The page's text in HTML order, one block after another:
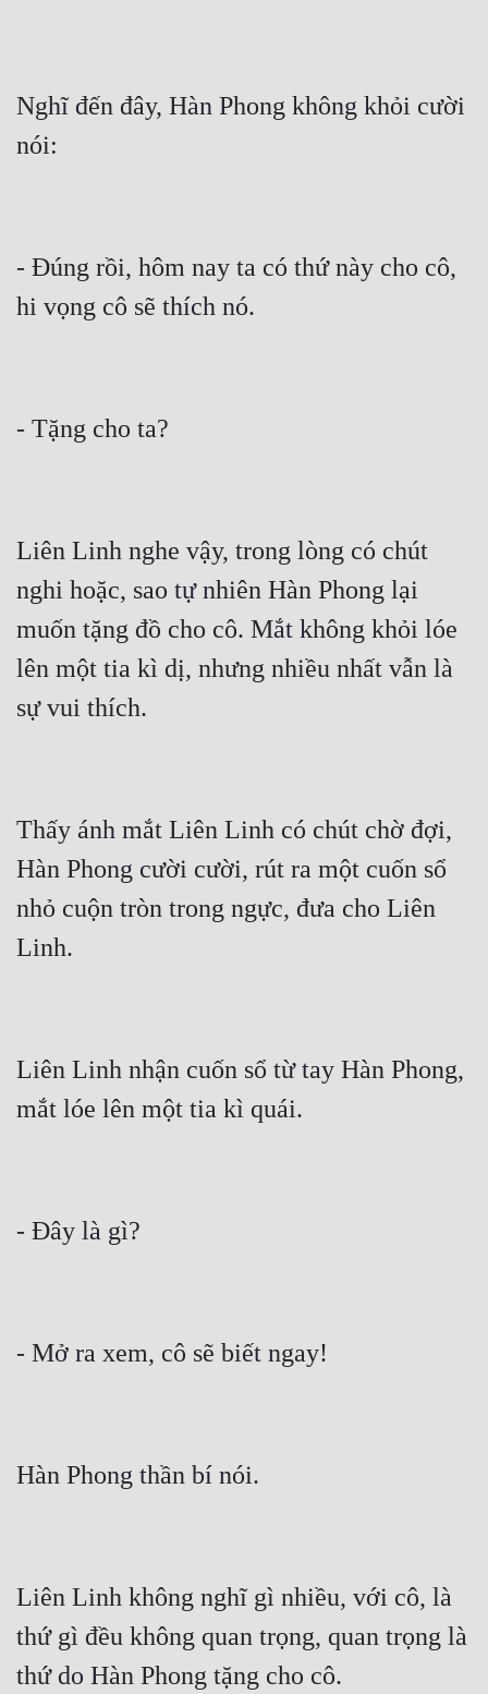
Nghĩ đến đây, Hàn Phong không khỏi cười
nói:
- Đúng rồi, hôm nay ta có thứ này cho cô,
hi vọng cô sẽ thích nó.
- Tặng cho ta?
Liên Linh nghe vậy, trong lòng có chút
nghi hoặc, sao tự nhiên Hàn Phong lại
muốn tặng đồ cho cô. Mắt không khỏi lóe
lên một tia kì dị, nhưng nhiều nhất vẫn là
sự vui thích.
Thấy ánh mắt Liên Linh có chút chờ đợi,
Hàn Phong cười cười, rút ra một cuốn sổ
nhỏ cuộn tròn trong ngực, đưa cho Liên
Linh.
Liên Linh nhận cuốn sổ từ tay Hàn Phong,
mắt lóe lên một tia kì quái.
- Đây là gì?
- Mở ra xem, cô sẽ biết ngay!
Hàn Phong thần bí nói.
Liên Linh không nghĩ gì nhiều, với cô, là
thứ gì đều không quan trọng, quan trọng là
thứ do Hàn Phong tặng cho cô.